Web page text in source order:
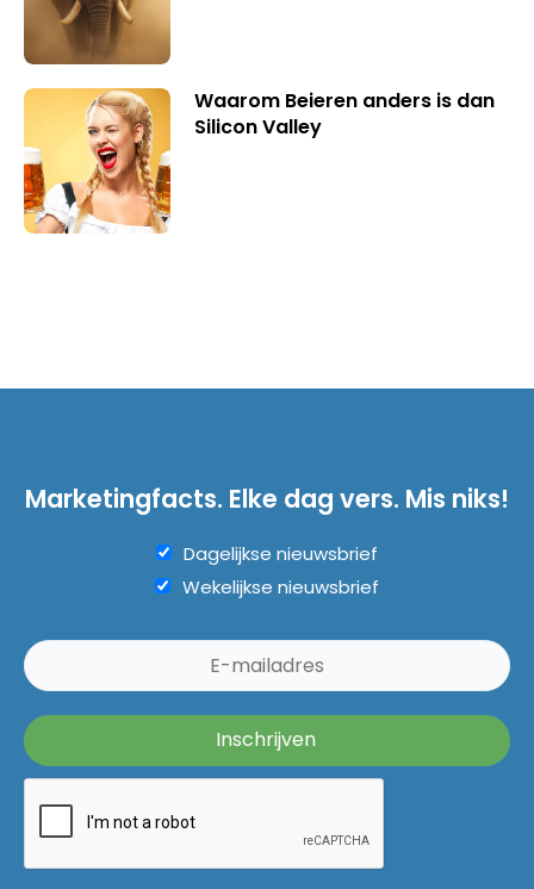
Waarom Beieren anders is dan
Silicon Valley
Marketingfacts. Elke dag vers. Mis niks!
Dagelijkse nieuwsbrief
Wekelijkse nieuwsbrief